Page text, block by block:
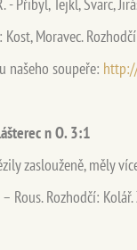
Moravec.
našeho soupeře:
n O. 3:1
zaslouženě, měly
Rous. Rozhodčí: